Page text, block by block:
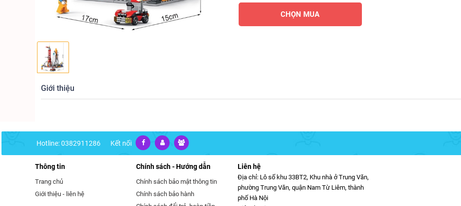
CHỌN MUA
Giới thiệu
Hotline: 0382911286 Kết nối
Thông tin
Trang chủ
Giới thiệu - liên hệ
Chính sách - Hướng dẫn
Chính sách bảo mật thông tin
Chính sách bảo hành
Liên hệ
Địa chỉ: Lô số khu 33BT2, Khu nhà ở Trung Văn,
phường Trung Văn, quận Nam Từ Liêm, thành
phố Hà Nội